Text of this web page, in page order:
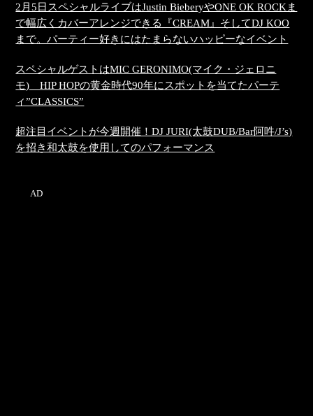
2月5日スペシャルライブはJustin BieberyやONE OK ROCKま
で幅広くカバーアレンジできる『CREAM』そしてDJ KOO
まで。パーティー好きにはたまらないハッピーなイベント
スペシャルゲストはMIC GERONIMO(マイク・ジェロニ
モ) HIP HOPの黄金時代90年にスポットを当てたパーテ
ィ”CLASSICS”
超注目イベントが今週開催！DJ JURI(太鼓DUB/Bar阿吽/J’s)
を招き和太鼓を使用してのパフォーマンス
AD